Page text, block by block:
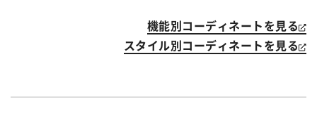
機能別コーディネートを見る
スタイル別コーディネートを見る